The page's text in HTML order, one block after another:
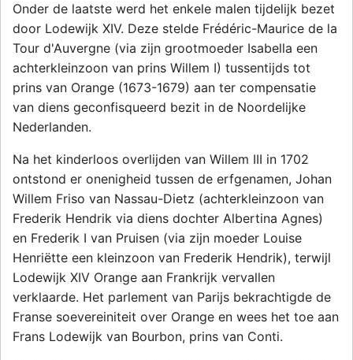
Onder de laatste werd het enkele malen tijdelijk bezet
door Lodewijk XIV. Deze stelde Frédéric-Maurice de la
Tour d'Auvergne (via zijn grootmoeder Isabella een
achterkleinzoon van prins Willem I) tussentijds tot
prins van Orange (1673-1679) aan ter compensatie
van diens geconfisqueerd bezit in de Noordelijke
Nederlanden.
Na het kinderloos overlijden van Willem III in 1702
ontstond er onenigheid tussen de erfgenamen, Johan
Willem Friso van Nassau-Dietz (achterkleinzoon van
Frederik Hendrik via diens dochter Albertina Agnes)
en Frederik I van Pruisen (via zijn moeder Louise
Henriëtte een kleinzoon van Frederik Hendrik), terwijl
Lodewijk XIV Orange aan Frankrijk vervallen
verklaarde. Het parlement van Parijs bekrachtigde de
Franse soevereiniteit over Orange en wees het toe aan
Frans Lodewijk van Bourbon, prins van Conti.